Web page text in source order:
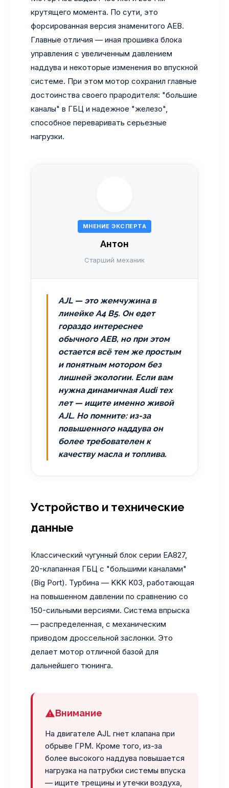
крутящего момента. По сути, это
форсированная версия знаменитого AEB.
Главные отличия — иная прошивка блока
управления с увеличенным давлением
наддува и некоторые изменения во впускной
системе. При этом мотор сохранил главные
достоинства своего прародителя: "большие
каналы" в ГБЦ и надежное "железо",
способное переваривать серьезные
нагрузки.
МНЕНИЕ ЭКСПЕРТА
Антон
Старший механик
AJL — это жемчужина в
линейке A4 B5. Он едет
гораздо интереснее
обычного AEB, но при этом
остается всё тем же простым
и понятным мотором без
лишней экологии. Если вам
нужна динамичная Audi тех
лет — ищите именно живой
AJL. Но помните: из-за
повышенного наддува он
более требователен к
качеству масла и топлива.
Устройство и технические
данные
Классический чугунный блок серии EA827,
20-клапанная ГБЦ с "большими каналами"
(Big Port). Турбина — KKK K03, работающая
на повышенном давлении по сравнению со
150-сильными версиями. Система впрыска
— распределенная, с механическим
приводом дроссельной заслонки. Это
делает мотор отличной базой для
дальнейшего тюнинга.
Внимание
На двигателе AJL гнет клапана при
обрыве ГРМ. Кроме того, из-за
более высокого наддува повышается
нагрузка на патрубки системы впуска
— ищите трещины и утечки воздуха,